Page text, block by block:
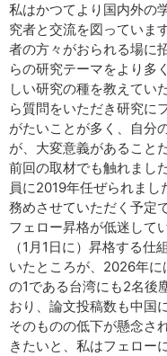
私はかつてより国内外の
究者と交流を図っていま
者の方々がおられる場に
らの研究テーマをより多
しい研究の種を教えてい
ら質問をいただき研究に
がたいことが多く、自分
が、大変意義があること
前回の取材でも触れまし
員に2019年任ぜられま
務めさせていただく予定
フェロー昇格が低迷して
（1月1日に）昇格する
いたところが、2026年
の1である台湾にも2名後
おり、論文投稿数も中国
そのものの低下が懸念さ
きたいと、私はフェロー